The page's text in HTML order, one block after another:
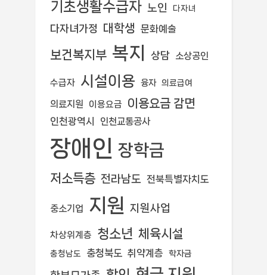
기초생활수급자 노인 다자녀
다자녀가정 대학생 문화예술
보건복지부 복지 상담 소상공인
수급자 시설이용 융자 의료급여
의료지원 이용요금 이용요금 감면
인천광역시 인천교통공사
장애인 장학금
저소득층 전라남도 전북특별자치도
중소기업 지원 지원사업
차상위계층 청소년 체육시설
충청남도 충청북도 취약계층 학자금